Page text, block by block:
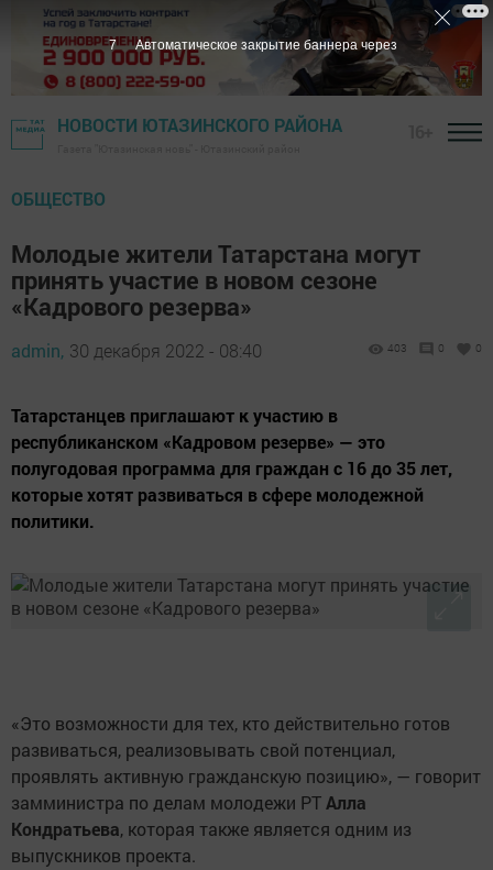
НОВОСТИ ЮТАЗИНСКОГО РАЙОНА
ОБЩЕСТВО
Молодые жители Татарстана могут
принять участие в новом сезоне
«Кадрового резерва»
admin, 30 декабря 2022 - 08:40 403 0 0
Татарстанцев приглашают к участию в
республиканском «Кадровом резерве» — это
полугодовая программа для граждан с 16 до 35 лет,
которые хотят развиваться в сфере молодежной
политики.
«Это возможности для тех, кто действительно готов
развиваться, реализовывать свой потенциал,
проявлять активную гражданскую позицию», — говорит
замминистра по делам молодежи РТАлла
Кондратьева, которая также является одним из
выпускников проекта.
6 Автоматическое закрытие баннера через